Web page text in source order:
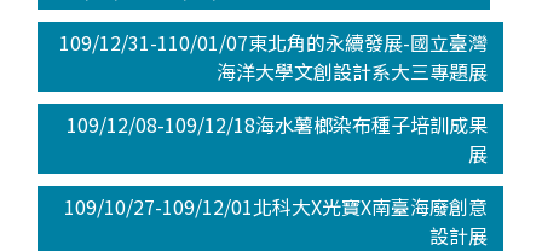
109/12/31-110/01/07東北角的永續發展-國立臺灣
海洋大學文創設計系大三專題展
109/12/08-109/12/18海水薯榔染布種子培訓成果
展
109/10/27-109/12/01北科大X光寶X南臺海廢創意
設計展